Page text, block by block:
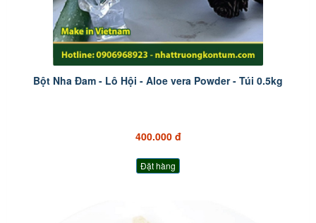
Bột Nha Đam - Lô Hội - Aloe vera Powder - Túi 0.5kg
400.000 đ
Đặt hàng